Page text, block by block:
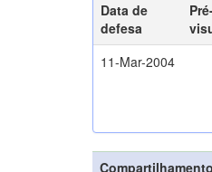
Data de
defesa
11-Mar-2004
Compartilhamento